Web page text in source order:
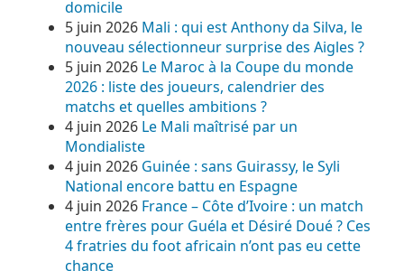
domicile
5 juin 2026 Mali : qui est Anthony da Silva, le
nouveau sélectionneur surprise des Aigles ?
5 juin 2026 Le Maroc à la Coupe du monde
2026 : liste des joueurs, calendrier des
matchs et quelles ambitions ?
4 juin 2026 Le Mali maîtrisé par un
Mondialiste
4 juin 2026 Guinée : sans Guirassy, le Syli
National encore battu en Espagne
4 juin 2026 France – Côte d’Ivoire : un match
entre frères pour Guéla et Désiré Doué ? Ces
4 fratries du foot africain n’ont pas eu cette
chance